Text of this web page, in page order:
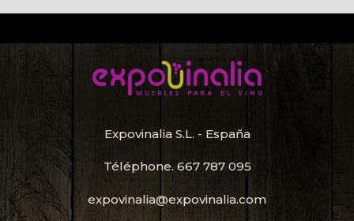
Expovinalia S.L. - España
Téléphone. 667 787 095
expovinalia@expovinalia.com